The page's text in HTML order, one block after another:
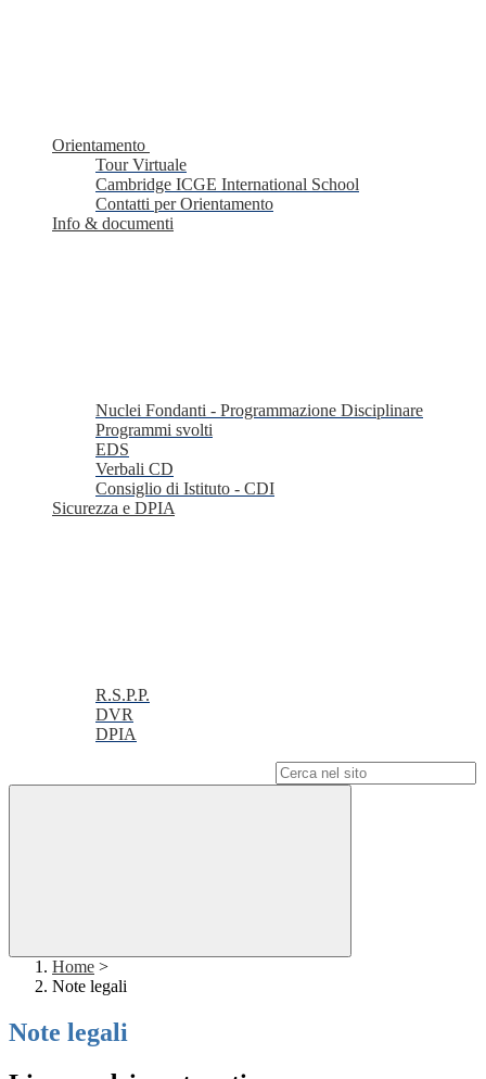
Orientamento
Tour Virtuale
Cambridge ICGE International School
Contatti per Orientamento
Info & documenti
Nuclei Fondanti - Programmazione Disciplinare
Programmi svolti
EDS
Verbali CD
Consiglio di Istituto - CDI
Sicurezza e DPIA
R.S.P.P.
DVR
DPIA
Home >
Note legali
Note legali